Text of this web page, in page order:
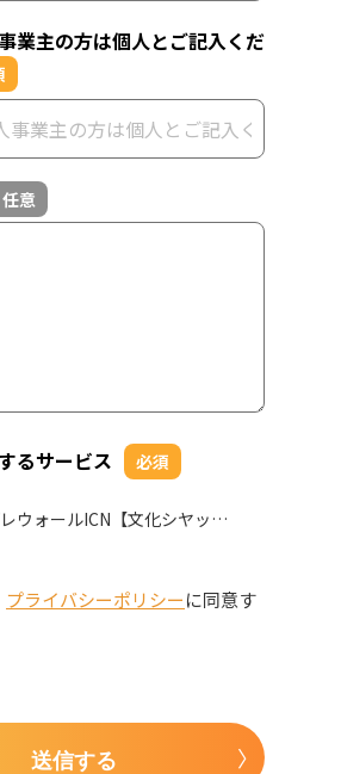
業主の方は個人とご記入くだ
任意
るサービス 必須
ウォールICN【文化シヤッタ
プライバシーポリシーに同意す
送信する